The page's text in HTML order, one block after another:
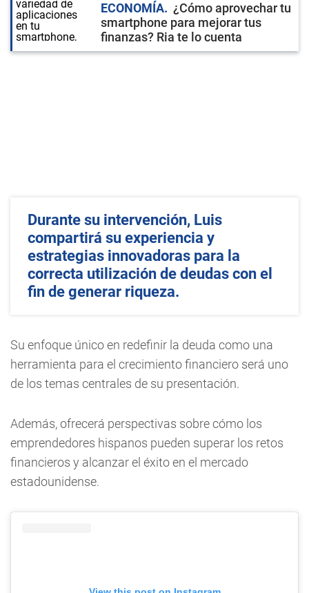
ECONOMÍA
¿Cómo aprovechar tu
smartphone para mejorar tus
finanzas? Ria te lo cuenta
Durante su intervención, Luis
compartirá su experiencia y
estrategias innovadoras para la
correcta utilización de deudas con el
fin de generar riqueza.
Su enfoque único en redefinir la deuda como una
herramienta para el crecimiento financiero será uno
de los temas centrales de su presentación.
Además, ofrecerá perspectivas sobre cómo los
emprendedores hispanos pueden superar los retos
financieros y alcanzar el éxito en el mercado
estadounidense.